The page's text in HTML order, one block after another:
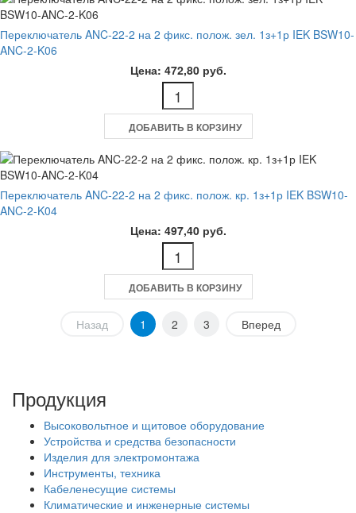
Переключатель ANC-22-2 на 2 фикс. полож. зел. 1з+1р IEK BSW10-
ANC-2-K06
Цена: 472,80 руб.
ДОБАВИТЬ В КОРЗИНУ
Переключатель ANC-22-2 на 2 фикс. полож. кр. 1з+1р IEK BSW10-
ANC-2-K04
Цена: 497,40 руб.
ДОБАВИТЬ В КОРЗИНУ
Назад 1 2 3 Вперед
Продукция
Высоковольтное и щитовое оборудование
Устройства и средства безопасности
Изделия для электромонтажа
Инструменты, техника
Кабеленесущие системы
Климатические и инженерные системы